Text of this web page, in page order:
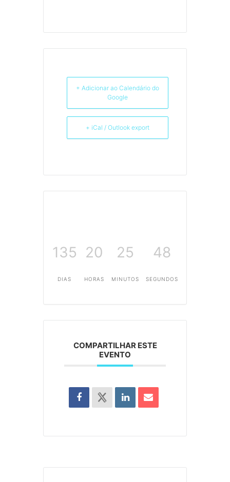
+ Adicionar ao Calendário do
Google
+ iCal / Outlook export
135
DIAS
20
HORAS
25
MINUTOS
48
SEGUNDOS
COMPARTILHAR ESTE
EVENTO